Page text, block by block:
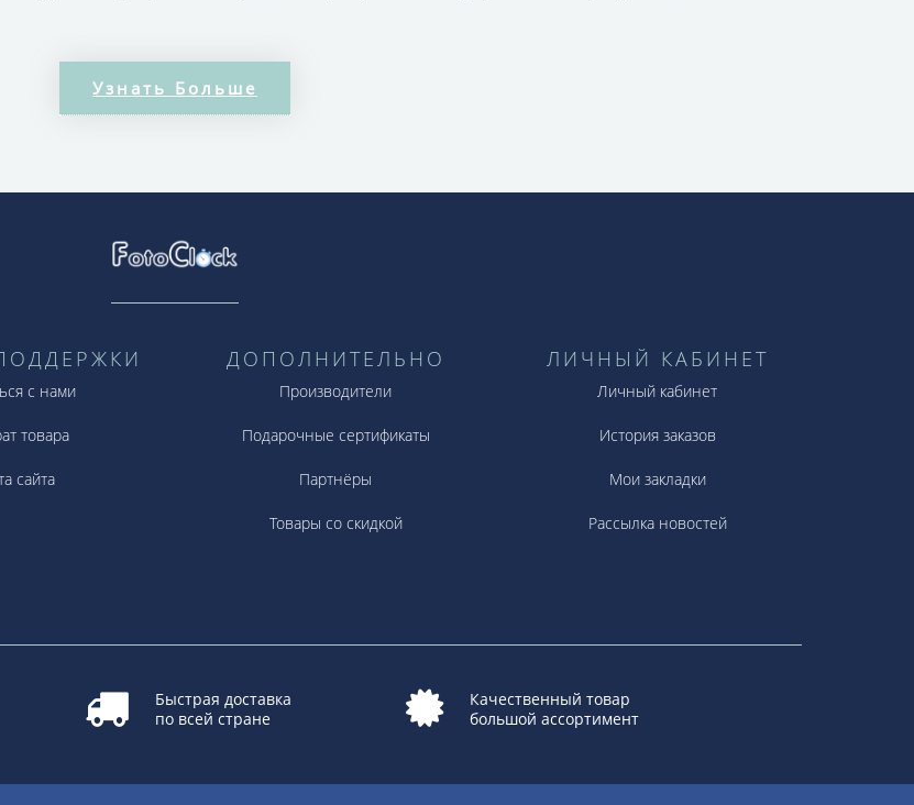
/ КОМАНДИРСКИЕ / АМФИБИЯ
Узнать Больше
с нами
товара
сайта
ДОПОЛНИТЕЛЬНО
Производители
Подарочные сертификаты
Партнёры
Товары со скидкой
ЛИЧНЫЙ КАБИНЕТ
Личный кабинет
История заказов
Мои закладки
Рассылка новостей
Быстрая доставка
по всей стране
Качественный товар
большой ассортимент